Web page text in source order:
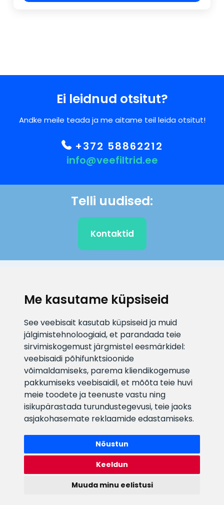
Me kasutame küpsiseid
See veebisait kasutab küpsiseid ja muid
jälgimistehnoloogiaid, et parandada teie
sirvimiskogemust järgmistel eesmärkidel:
veebisaidi põhifunktsioonide
võimaldamiseks, parema kliendikogemuse
pakkumiseks veebisaidil,et mõõta teie huvi
meie toodete ja teenuste vastu ning
isikupärastada turundustegevusi, teie jaoks
asjakohasemate reklaamide edastamiseks.
Nõustun
Keeldun
Muuda minu eelistusi
Ei leidnud otsitut?
Andke meile teada ja me aitame teil leida otsitut!
+372 58862212
info@veefiltrid.ee
Telli uudised:
Kontaktid
info@veefiltrid.ee
Infotelefon
+372 58862212
Vaata tööaegu
Reti tee 11, Peetri, 75312 Harju
maakond, Estonia
Watex Shop © 2026. Kõik õigused kaitstud